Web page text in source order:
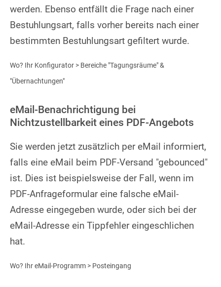
werden. Ebenso entfällt die Frage nach einer
Bestuhlungsart, falls vorher bereits nach einer
bestimmten Bestuhlungsart gefiltert wurde.
Wo? Ihr Konfigurator > Bereiche "Tagungsräume" &
"Übernachtungen"
eMail-Benachrichtigung bei
Nichtzustellbarkeit eines PDF-Angebots
Sie werden jetzt zusätzlich per eMail informiert,
falls eine eMail beim PDF-Versand "gebounced"
ist. Dies ist beispielsweise der Fall, wenn im
PDF-Anfrageformular eine falsche eMail-
Adresse eingegeben wurde, oder sich bei der
eMail-Adresse ein Tippfehler eingeschlichen
hat.
Wo? Ihr eMail-Programm > Posteingang